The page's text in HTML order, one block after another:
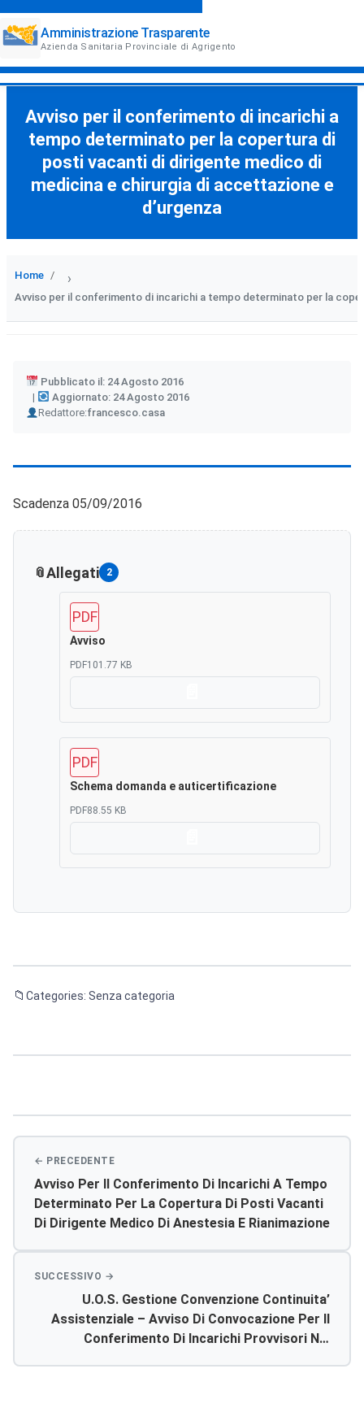
Amministrazione Trasparente
Azienda Sanitaria Provinciale di Agrigento
Avviso per il conferimento di incarichi a
tempo determinato per la copertura di
posti vacanti di dirigente medico di
medicina e chirurgia di accettazione e
d’urgenza
Home ›
Avviso per il conferimento di incarichi a tempo determinato per la
Pubblicato il: 24 Agosto 2016
Aggiornato: 24 Agosto 2016
Redattore:
Author francesco.casa
Scadenza 05/09/2016
Allegati 2
PDF
Avviso
PDF101.77 KB
PDF
Schema domanda e auticertificazione
PDF88.55 KB
Categories: Senza categoria
Avviso Per Il Conferimento Di Incarichi A Tempo
Determinato Per La Copertura Di Posti Vacanti
Di Dirigente Medico Di Anestesia E Rianimazione
U.o.s. Gestione Convenzione Continuita’
Assistenziale – Avviso Di Convocazione Per Il
Conferimento Di Incarichi Provvisori Nel